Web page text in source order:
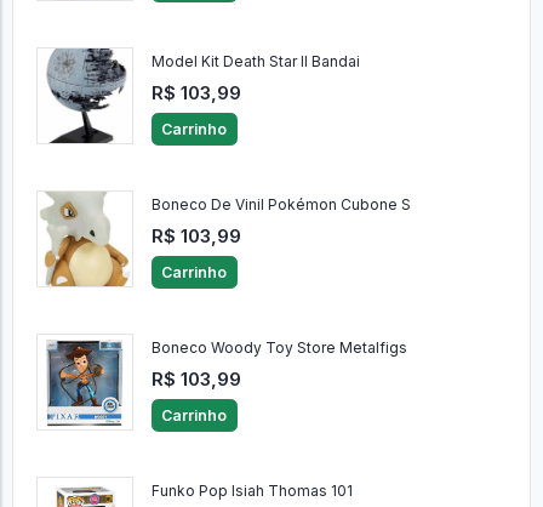
Model Kit Death Star II Bandai
R$ 103,99
Carrinho
Boneco De Vinil Pokémon Cubone S
R$ 103,99
Carrinho
Boneco Woody Toy Store Metalfigs
R$ 103,99
Carrinho
Funko Pop Isiah Thomas 101